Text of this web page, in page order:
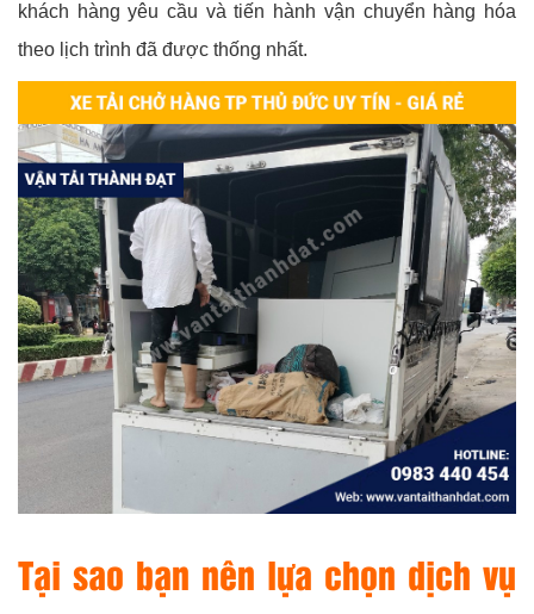
khách hàng yêu cầu và tiến hành vận chuyển hàng hóa
theo lịch trình đã được thống nhất.
Tại sao bạn nên lựa chọn dịch vụ